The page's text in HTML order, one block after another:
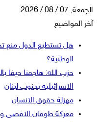
الجمعة, 07 / 08 / 2026
آخر المواضيع
هل تستطيع الدول منع
الوطنية؟
حزب الله: هاجمنا حيفا
الاسرائيلية بجنوب لبنان
مهزلة حقوق الانسان
معركة طوفان الاقصى